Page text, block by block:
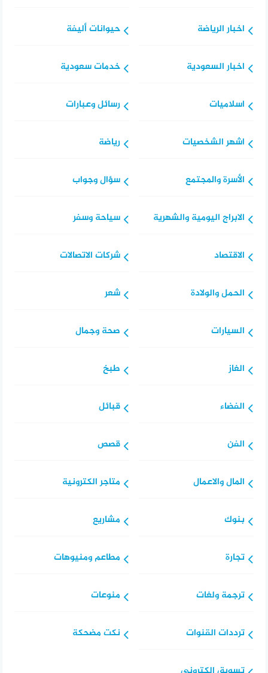
اخبار الرياضة
اخبار السعودية
اسلاميات
اشهر الشخصيات
الأسرة والمجتمع
الابراج اليومية والشهرية
الاقتصاد
الحمل والولادة
السيارات
الغاز
الفضاء
الفن
المال والاعمال
بنوك
تجارة
ترجمة ولغات
ترددات القنوات
حيوانات أليفة
خدمات سعودية
رسائل وعبارات
رياضة
سؤال وجواب
سياحة وسفر
شركات الاتصالات
شعر
صحة وجمال
طبخ
قبائل
قصص
متاجر الكترونية
مشاريع
مطاعم ومنيوهات
منوعات
نكت مضحكة